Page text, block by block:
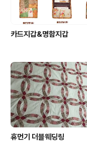
카드지갑&명함지갑
휴먼기 더블웨딩링